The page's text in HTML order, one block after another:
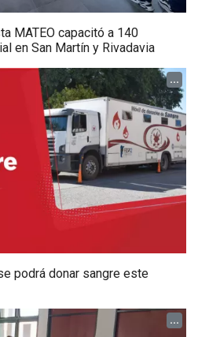
MATEO capacitó a 140
en San Martín y Rivadavia
...
podrá donar sangre este
...